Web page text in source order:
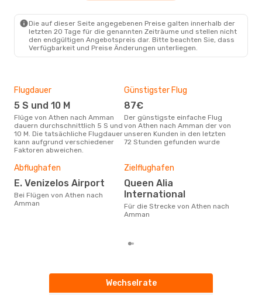
Royal JordanianDirekt
AMM- ATH
Die auf dieser Seite angegebenen Preise galten innerhalb der
letzten 20 Tage für die genannten Zeiträume und stellen nicht
den endgültigen Angebotspreis dar. Bitte beachten Sie, dass
Verfügbarkeit und Preise Änderungen unterliegen.
Flugdauer
5 S und 10 M
Flüge von Athen nach Amman
dauern durchschnittlich 5 S und
10 M. Die tatsächliche Flugdauer
kann aufgrund verschiedener
Faktoren abweichen.
Günstigster Flug
87€
Der günstigste einfache Flug
von Athen nach Amman der von
unseren Kunden in den letzten
72 Stunden gefunden wurde
Abflughafen
E. Venizelos Airport
Bei Flügen von Athen nach
Amman
Zielflughafen
Queen Alia
International
Für die Strecke von Athen nach
Amman
Wechselrate